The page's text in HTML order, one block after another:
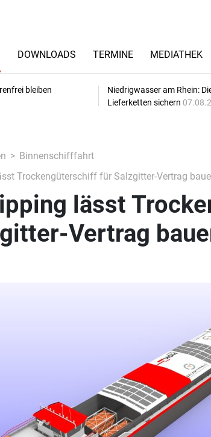
DOWNLOADS TERMINE MEDIATHEK
bleiben
Niedrigwasser am Rhein:
Lieferketten sichern
Binnenschifffahrt
Trockengüterschiff für Salzgitter-Vertrag
lässt
Vertrag